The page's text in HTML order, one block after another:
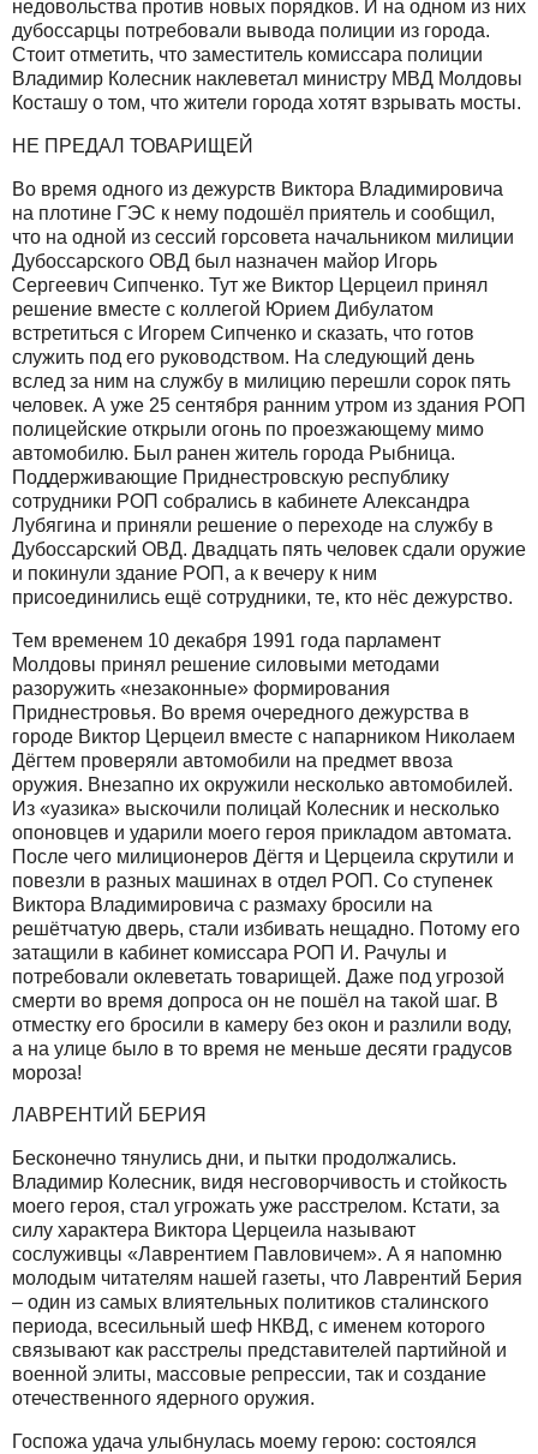
недовольства против новых порядков. И на одном из них
дубоссарцы потребовали вывода полиции из города.
Стоит отметить, что заместитель комиссара полиции
Владимир Колесник наклеветал министру МВД Молдовы
Косташу о том, что жители города хотят взрывать мосты.
НЕ ПРЕДАЛ ТОВАРИЩЕЙ
Во время одного из дежурств Виктора Владимировича
на плотине ГЭС к нему подошёл приятель и сообщил,
что на одной из сессий горсовета начальником милиции
Дубоссарского ОВД был назначен майор Игорь
Сергеевич Сипченко. Тут же Виктор Церцеил принял
решение вместе с коллегой Юрием Дибулатом
встретиться с Игорем Сипченко и сказать, что готов
служить под его руководством. На следующий день
вслед за ним на службу в милицию перешли сорок пять
человек. А уже 25 сентября ранним утром из здания РОП
полицейские открыли огонь по проезжающему мимо
автомобилю. Был ранен житель города Рыбница.
Поддерживающие Приднестровскую республику
сотрудники РОП собрались в кабинете Александра
Лубягина и приняли решение о переходе на службу в
Дубоссарский ОВД. Двадцать пять человек сдали оружие
и покинули здание РОП, а к вечеру к ним
присоединились ещё сотрудники, те, кто нёс дежурство.
Тем временем 10 декабря 1991 года парламент
Молдовы принял решение силовыми методами
разоружить «незаконные» формирования
Приднестровья. Во время очередного дежурства в
городе Виктор Церцеил вместе с напарником Николаем
Дёгтем проверяли автомобили на предмет ввоза
оружия. Внезапно их окружили несколько автомобилей.
Из «уазика» выскочили полицай Колесник и несколько
опоновцев и ударили моего героя прикладом автомата.
После чего милиционеров Дёгтя и Церцеила скрутили и
повезли в разных машинах в отдел РОП. Со ступенек
Виктора Владимировича с размаху бросили на
решётчатую дверь, стали избивать нещадно. Потому его
затащили в кабинет комиссара РОП И. Рачулы и
потребовали оклеветать товарищей. Даже под угрозой
смерти во время допроса он не пошёл на такой шаг. В
отместку его бросили в камеру без окон и разлили воду,
а на улице было в то время не меньше десяти градусов
мороза!
ЛАВРЕНТИЙ БЕРИЯ
Бесконечно тянулись дни, и пытки продолжались.
Владимир Колесник, видя несговорчивость и стойкость
моего героя, стал угрожать уже расстрелом. Кстати, за
силу характера Виктора Церцеила называют
сослуживцы «Лаврентием Павловичем». А я напомню
молодым читателям нашей газеты, что Лаврентий Берия
– один из самых влиятельных политиков сталинского
периода, всесильный шеф НКВД, с именем которого
связывают как расстрелы представителей партийной и
военной элиты, массовые репрессии, так и создание
отечественного ядерного оружия.
Госпожа удача улыбнулась моему герою: состоялся